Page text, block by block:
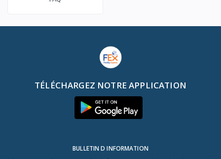
TÉLÉCHARGEZ NOTRE APPLICATION
BULLETIN D INFORMATION